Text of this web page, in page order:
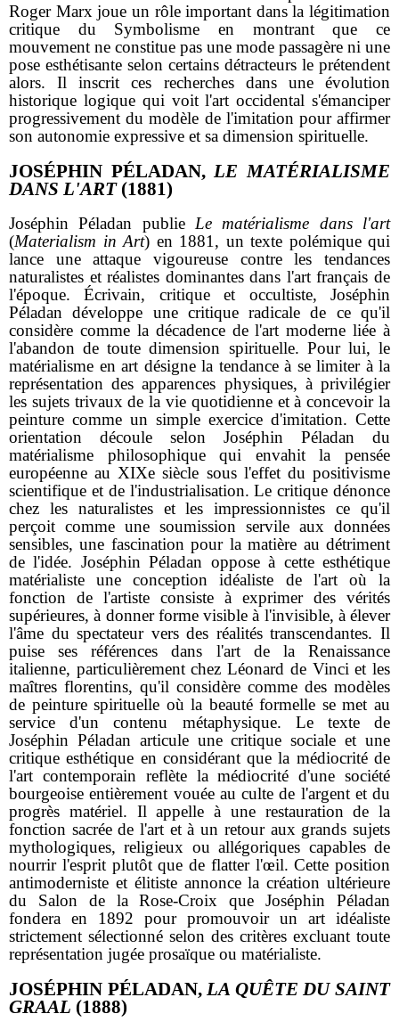
Roger Marx joue un rôle important dans la légitimation
critique du Symbolisme en montrant que ce
mouvement ne constitue pas une mode passagère ni une
pose esthétisante selon certains détracteurs le prétendent
alors. Il inscrit ces recherches dans une évolution
historique logique qui voit l'art occidental s'émanciper
progressivement du modèle de l'imitation pour affirmer
son autonomie expressive et sa dimension spirituelle.
JOSÉPHIN PÉLADAN,LE MATÉRIALISME
DANS L'ART(1881)
Joséphin Péladan publie Le matérialisme dans l'art
(Materialism in Art) en 1881, un texte polémique qui
lance une attaque vigoureuse contre les tendances
naturalistes et réalistes dominantes dans l'art français de
l'époque. Écrivain, critique et occultiste, Joséphin
Péladan développe une critique radicale de ce qu'il
considère comme la décadence de l'art moderne liée à
l'abandon de toute dimension spirituelle. Pour lui, le
matérialisme en art désigne la tendance à se limiter à la
représentation des apparences physiques, à privilégier
les sujets trivaux de la vie quotidienne et à concevoir la
peinture comme un simple exercice d'imitation. Cette
orientation découle selon Joséphin Péladan du
matérialisme philosophique qui envahit la pensée
européenne au XIXe siècle sous l'effet du positivisme
scientifique et de l'industrialisation. Le critique dénonce
chez les naturalistes et les impressionnistes ce qu'il
perçoit comme une soumission servile aux données
sensibles, une fascination pour la matière au détriment
de l'idée. Joséphin Péladan oppose à cette esthétique
matérialiste une conception idéaliste de l'art où la
fonction de l'artiste consiste à exprimer des vérités
supérieures, à donner forme visible à l'invisible, à élever
l'âme du spectateur vers des réalités transcendantes. Il
puise ses références dans l'art de la Renaissance
italienne, particulièrement chez Léonard de Vinci et les
maîtres florentins, qu'il considère comme des modèles
de peinture spirituelle où la beauté formelle se met au
service d'un contenu métaphysique. Le texte de
Joséphin Péladan articule une critique sociale et une
critique esthétique en considérant que la médiocrité de
l'art contemporain reflète la médiocrité d'une société
bourgeoise entièrement vouée au culte de l'argent et du
progrès matériel. Il appelle à une restauration de la
fonction sacrée de l'art et à un retour aux grands sujets
mythologiques, religieux ou allégoriques capables de
nourrir l'esprit plutôt que de flatter l'œil. Cette position
antimoderniste et élitiste annonce la création ultérieure
du Salon de la Rose-Croix que Joséphin Péladan
fondera en 1892 pour promouvoir un art idéaliste
strictement sélectionné selon des critères excluant toute
représentation jugée prosaïque ou matérialiste.
JOSÉPHIN PÉLADAN,LA QUÊTE DU SAINT
GRAAL (1888)